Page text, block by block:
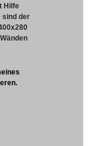
Hilfe
sind der